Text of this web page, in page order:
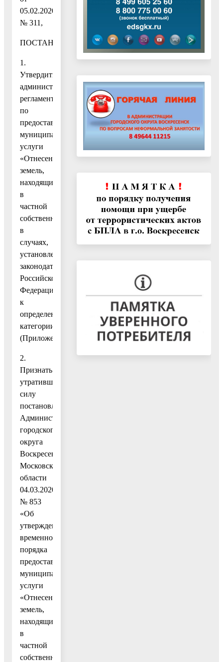
05.02.2020
№ 311,
ПОСТАНОВЛЯЮ:
1.
Утвердить
административный
регламент
по
предоставлению
муниципальной
услуги
«Отнесение
земель,
находящихся
в
частной
собственности,
в
случаях,
установленных
законодательством
Российской
Федерации,
к
определенной
категории».
(Приложение.)
2.
Признать
утратившим
силу
постановление
Администрации
городского
округа
Воскресенск
Московской
области
04.03.2020
№ 853
«Об
утверждении
временного
порядка
предоставления
муниципальной
услуги
«Отнесение
земель,
находящихся
в
частной
собственности,